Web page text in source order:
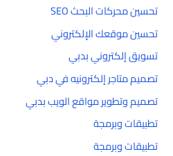
تحسين محركات البحث SEO
تحسين موقعك الإلكتروني
تسويق إلكتروني بدبي
تصميم متاجر إلكترونيه في دبي
تصميم وتطوير مواقع الويب بدبي
تطبيقات وبرمجة
تطبيقات وبرمجة